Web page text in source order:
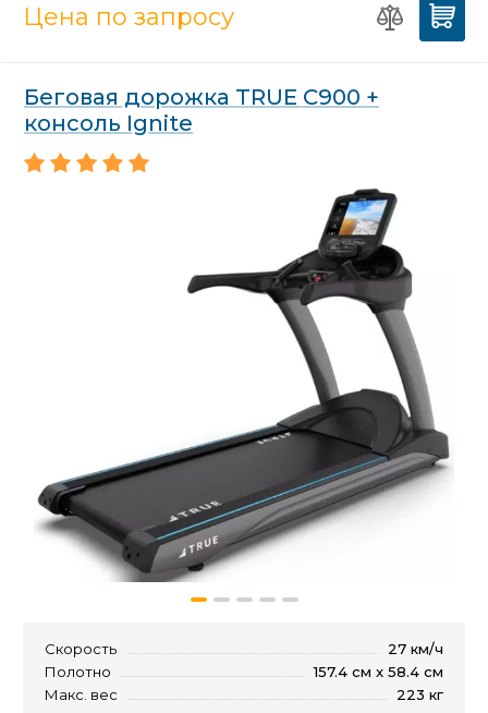
Цена по запросу
Беговая дорожка TRUE C900 +
консоль Ignite
Скорость
27 км/ч
Полотно
157.4 см x 58.4 см
Макс. вес
223 кг